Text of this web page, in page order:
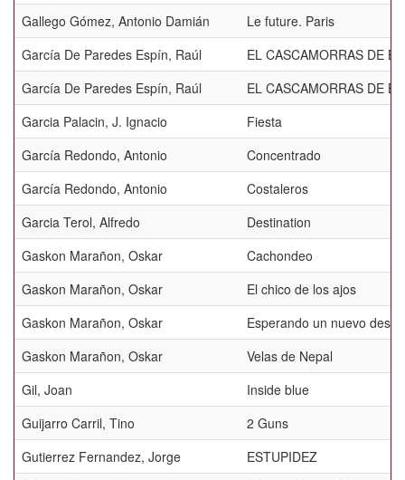
Gallego Gómez, Antonio Damián
Le future. Paris
García De Paredes Espín, Raúl
EL CASCAMORRAS DE
García De Paredes Espín, Raúl
EL CASCAMORRAS DE
Garcia Palacin, J. Ignacio
Fiesta
García Redondo, Antonio
Concentrado
García Redondo, Antonio
Costaleros
Garcia Terol, Alfredo
Destination
Gaskon Marañon, Oskar
Cachondeo
Gaskon Marañon, Oskar
El chico de los ajos
Gaskon Marañon, Oskar
Esperando un nuevo
Gaskon Marañon, Oskar
Velas de Nepal
Gil, Joan
Inside blue
Guijarro Carril, Tino
2 Guns
Gutierrez Fernandez, Jorge
ESTUPIDEZ